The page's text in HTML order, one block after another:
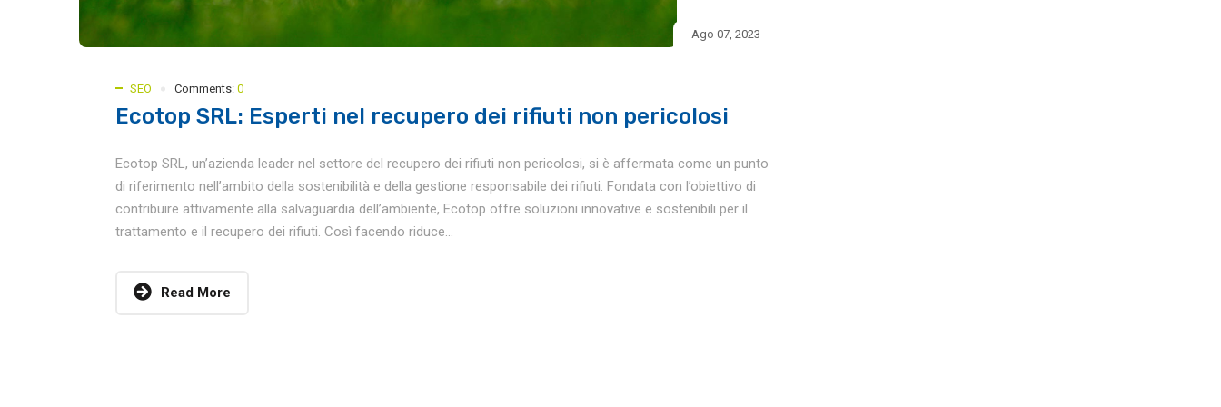
Ago 07, 2023
SEO Comments: 0
Ecotop SRL: Esperti nel recupero dei rifiuti non pericolosi
Ecotop SRL, un’azienda leader nel settore del recupero dei rifiuti non pericolosi, si è affermata come un punto
di riferimento nell’ambito della sostenibilità e della gestione responsabile dei rifiuti. Fondata con l’obiettivo di
contribuire attivamente alla salvaguardia dell’ambiente, Ecotop offre soluzioni innovative e sostenibili per il
trattamento e il recupero dei rifiuti. Così facendo riduce...
Read More